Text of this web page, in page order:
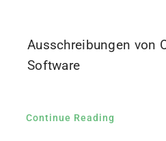
Ausschreibungen von
Software
Continue Reading